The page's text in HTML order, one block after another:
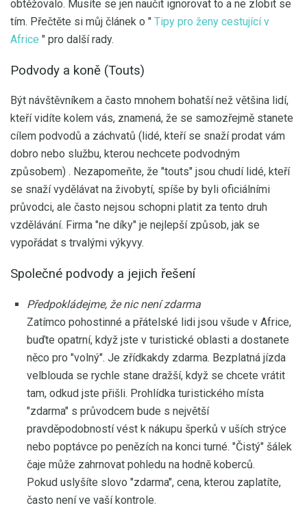
obtěžovalo. Musíte se jen naučit ignorovat to a ne zlobit se
tím. Přečtěte si můj článek o " Tipy pro ženy cestující v
Africe " pro další rady.
Podvody a koně (Touts)
Být návštěvníkem a často mnohem bohatší než většina lidí,
kteří vidíte kolem vás, znamená, že se samozřejmě stanete
cílem podvodů a záchvatů (lidé, kteří se snaží prodat vám
dobro nebo službu, kterou nechcete podvodným
způsobem) . Nezapomeňte, že "touts" jsou chudí lidé, kteří
se snaží vydělávat na živobytí, spíše by byli oficiálními
průvodci, ale často nejsou schopni platit za tento druh
vzdělávání. Firma "ne díky" je nejlepší způsob, jak se
vypořádat s trvalými výkyvy.
Společné podvody a jejich řešení
Předpokládejme, že nic není zdarma
Zatímco pohostinné a přátelské lidi jsou všude v Africe,
buďte opatrní, když jste v turistické oblasti a dostanete
něco pro "volný". Je zřídkakdy zdarma. Bezplatná jízda
velblouda se rychle stane dražší, když se chcete vrátit
tam, odkud jste přišli. Prohlídka turistického místa
"zdarma" s průvodcem bude s největší
pravděpodobností vést k nákupu šperků v uších strýce
nebo poptávce po penězích na konci turné. "Čistý" šálek
čaje může zahrnovat pohledu na hodně koberců.
Pokud uslyšíte slovo "zdarma", cena, kterou zaplatíte,
často není ve vaší kontrole.